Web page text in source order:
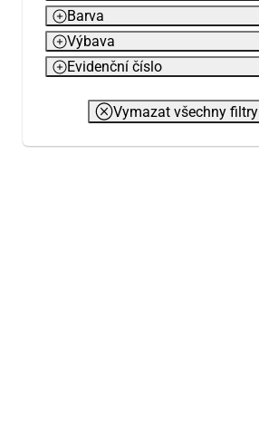
Barva
Výbava
Evidenční číslo
Vymazat všechny filtry